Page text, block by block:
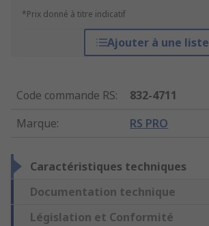
*Prix donné à titre indicatif
Ajouter à une liste
Code commande RS:
832-4711
Marque: RS PRO
Caractéristiques techniques
Documentation technique
Législation et Conformité